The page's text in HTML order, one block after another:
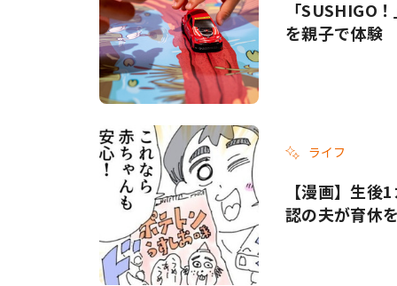
「SUSHIGO
を親子で体験
ライフ
【漫画】生
認の夫が育休